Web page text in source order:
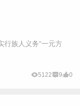
族人义务“一元方
5122 9 0